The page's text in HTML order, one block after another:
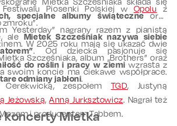
Piosenki Polskiej w Opolu z
zmroku”.
specjalne albumy świąteczneoraz
Yesterday” nagrany razem z pianistą
W 2025 roku mają się ukazać dwie
Szcześniaka, album „Brothers” oraz
swoim koncie ma ciekawe współprace.
zespołem TGD, Justyną
Jeżowską,Anną Jurksztowicz. Nagrał też
i producentem Tabbem.
ale Mietek Szcześniak nazywa siebie
. Od dziecka pasjonuje się
do roślin i pracy w ziemi wzrasta z
odmiany jabłoni.
koncerty Mietka